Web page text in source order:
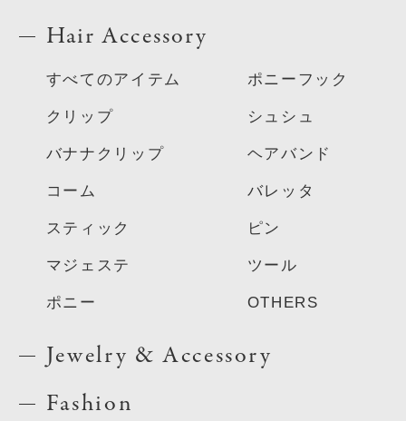
Hair Accessory
すべてのアイテム
クリップ
バナナクリップ
コーム
スティック
マジェステ
ポニー
ポニーフック
シュシュ
ヘアバンド
バレッタ
ピン
ツール
OTHERS
Jewelry & Accessory
Fashion